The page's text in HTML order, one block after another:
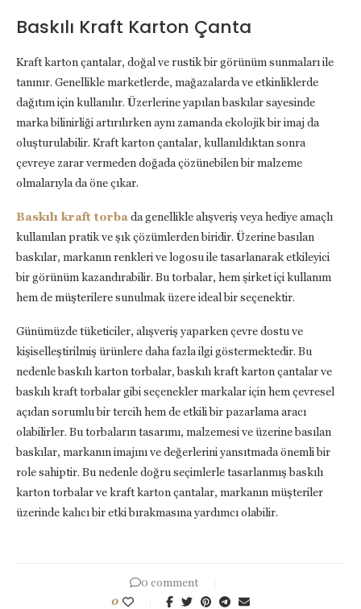
Baskılı Kraft Karton Çanta
Kraft karton çantalar, doğal ve rustik bir görünüm sunmaları ile
tanınır. Genellikle marketlerde, mağazalarda ve etkinliklerde
dağıtım için kullanılır. Üzerlerine yapılan baskılar sayesinde
marka bilinirliği artırılırken aynı zamanda ekolojik bir imaj da
oluşturulabilir. Kraft karton çantalar, kullanıldıktan sonra
çevreye zarar vermeden doğada çözünebilen bir malzeme
olmalarıyla da öne çıkar.
Baskılı kraft torbada genellikle alışveriş veya hediye amaçlı
kullanılan pratik ve şık çözümlerden biridir. Üzerine basılan
baskılar, markanın renkleri ve logosu ile tasarlanarak etkileyici
bir görünüm kazandırabilir. Bu torbalar, hem şirket içi kullanım
hem de müşterilere sunulmak üzere ideal bir seçenektir.
Günümüzde tüketiciler, alışveriş yaparken çevre dostu ve
kişiselleştirilmiş ürünlere daha fazla ilgi göstermektedir. Bu
nedenle baskılı karton torbalar, baskılı kraft karton çantalar ve
baskılı kraft torbalar gibi seçenekler markalar için hem çevresel
açıdan sorumlu bir tercih hem de etkili bir pazarlama aracı
olabilirler. Bu torbaların tasarımı, malzemesi ve üzerine basılan
baskılar, markanın imajını ve değerlerini yansıtmada önemli bir
role sahiptir. Bu nedenle doğru seçimlerle tasarlanmış baskılı
karton torbalar ve kraft karton çantalar, markanın müşteriler
üzerinde kalıcı bir etki bırakmasına yardımcı olabilir.
0 comment
0